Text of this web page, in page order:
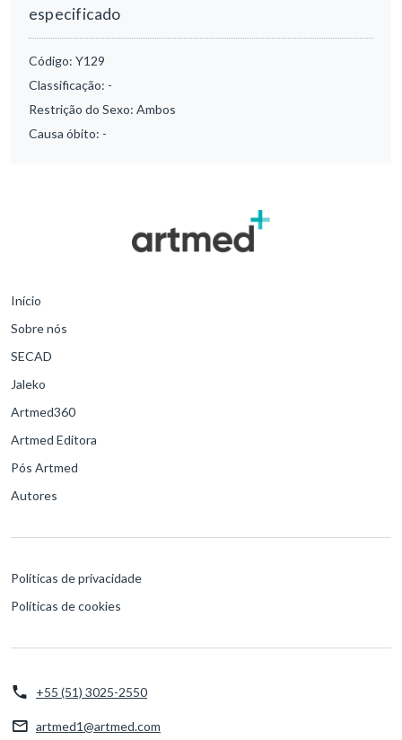
especificado
Código: Y129
Classificação: -
Restrição do Sexo: Ambos
Causa óbito: -
Início
Sobre nós
SECAD
Jaleko
Artmed360
Artmed Editora
Pós Artmed
Autores
Políticas de privacidade
Políticas de cookies
+55 (51) 3025-2550
artmed1@artmed.com